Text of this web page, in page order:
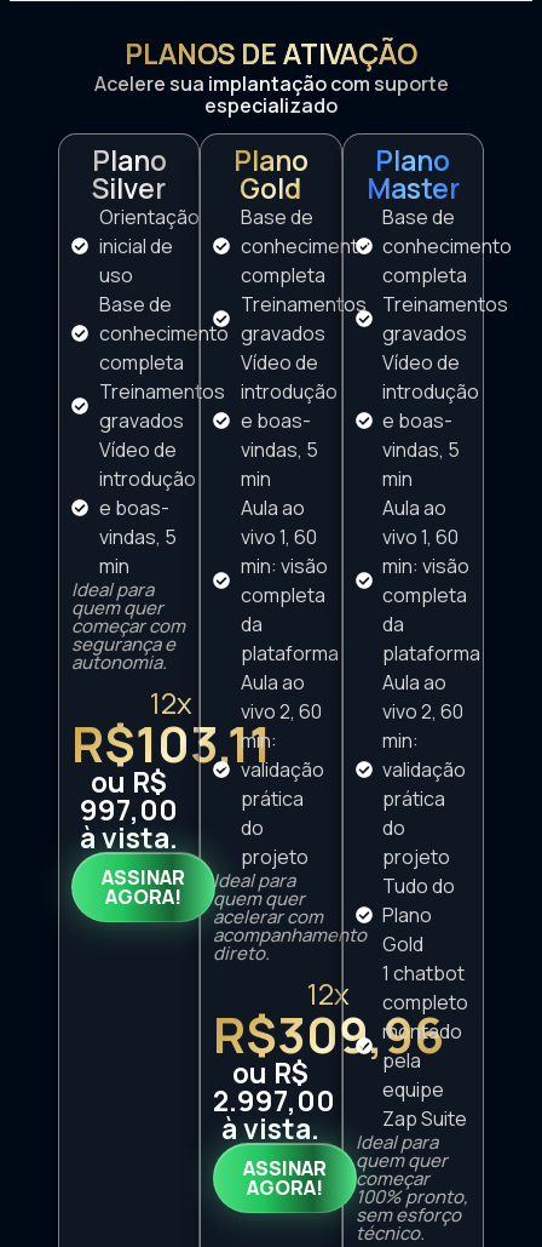
PLANOS DE ATIVAÇÃO
Acelere sua implantação com suporte
especializado
Plano
Silver
Orientação
inicial de
uso
Base de
conhecimento
completa
Treinamentos
gravados
Vídeo de
introdução
e boas-
vindas, 5
min
Ideal para
quem quer
começar com
segurança e
autonomia.
12x
R$103,11
ou R$
997,00
à vista.
ASSINAR
AGORA!
Plano
Gold
Base de
conhecimento
completa
Treinamentos
gravados
Vídeo de
introdução
e boas-
vindas, 5
min
Aula ao
vivo 1, 60
min: visão
completa
da
plataforma
Aula ao
vivo 2, 60
min:
validação
prática
do
projeto
Ideal para
quem quer
acelerar com
acompanhamento
direto.
12x
R$309,96
ou R$
2.997,00
à vista.
ASSINAR
AGORA!
Plano
Master
Base de
conhecimento
completa
Treinamentos
gravados
Vídeo de
introdução
e boas-
vindas, 5
min
Aula ao
vivo 1, 60
min: visão
completa
da
plataforma
Aula ao
vivo 2, 60
min:
validação
prática
do
projeto
Tudo do
Plano
Gold
1 chatbot
completo
montado
pela
equipe
Zap Suite
Ideal para
quem quer
começar
100% pronto,
sem esforço
técnico.